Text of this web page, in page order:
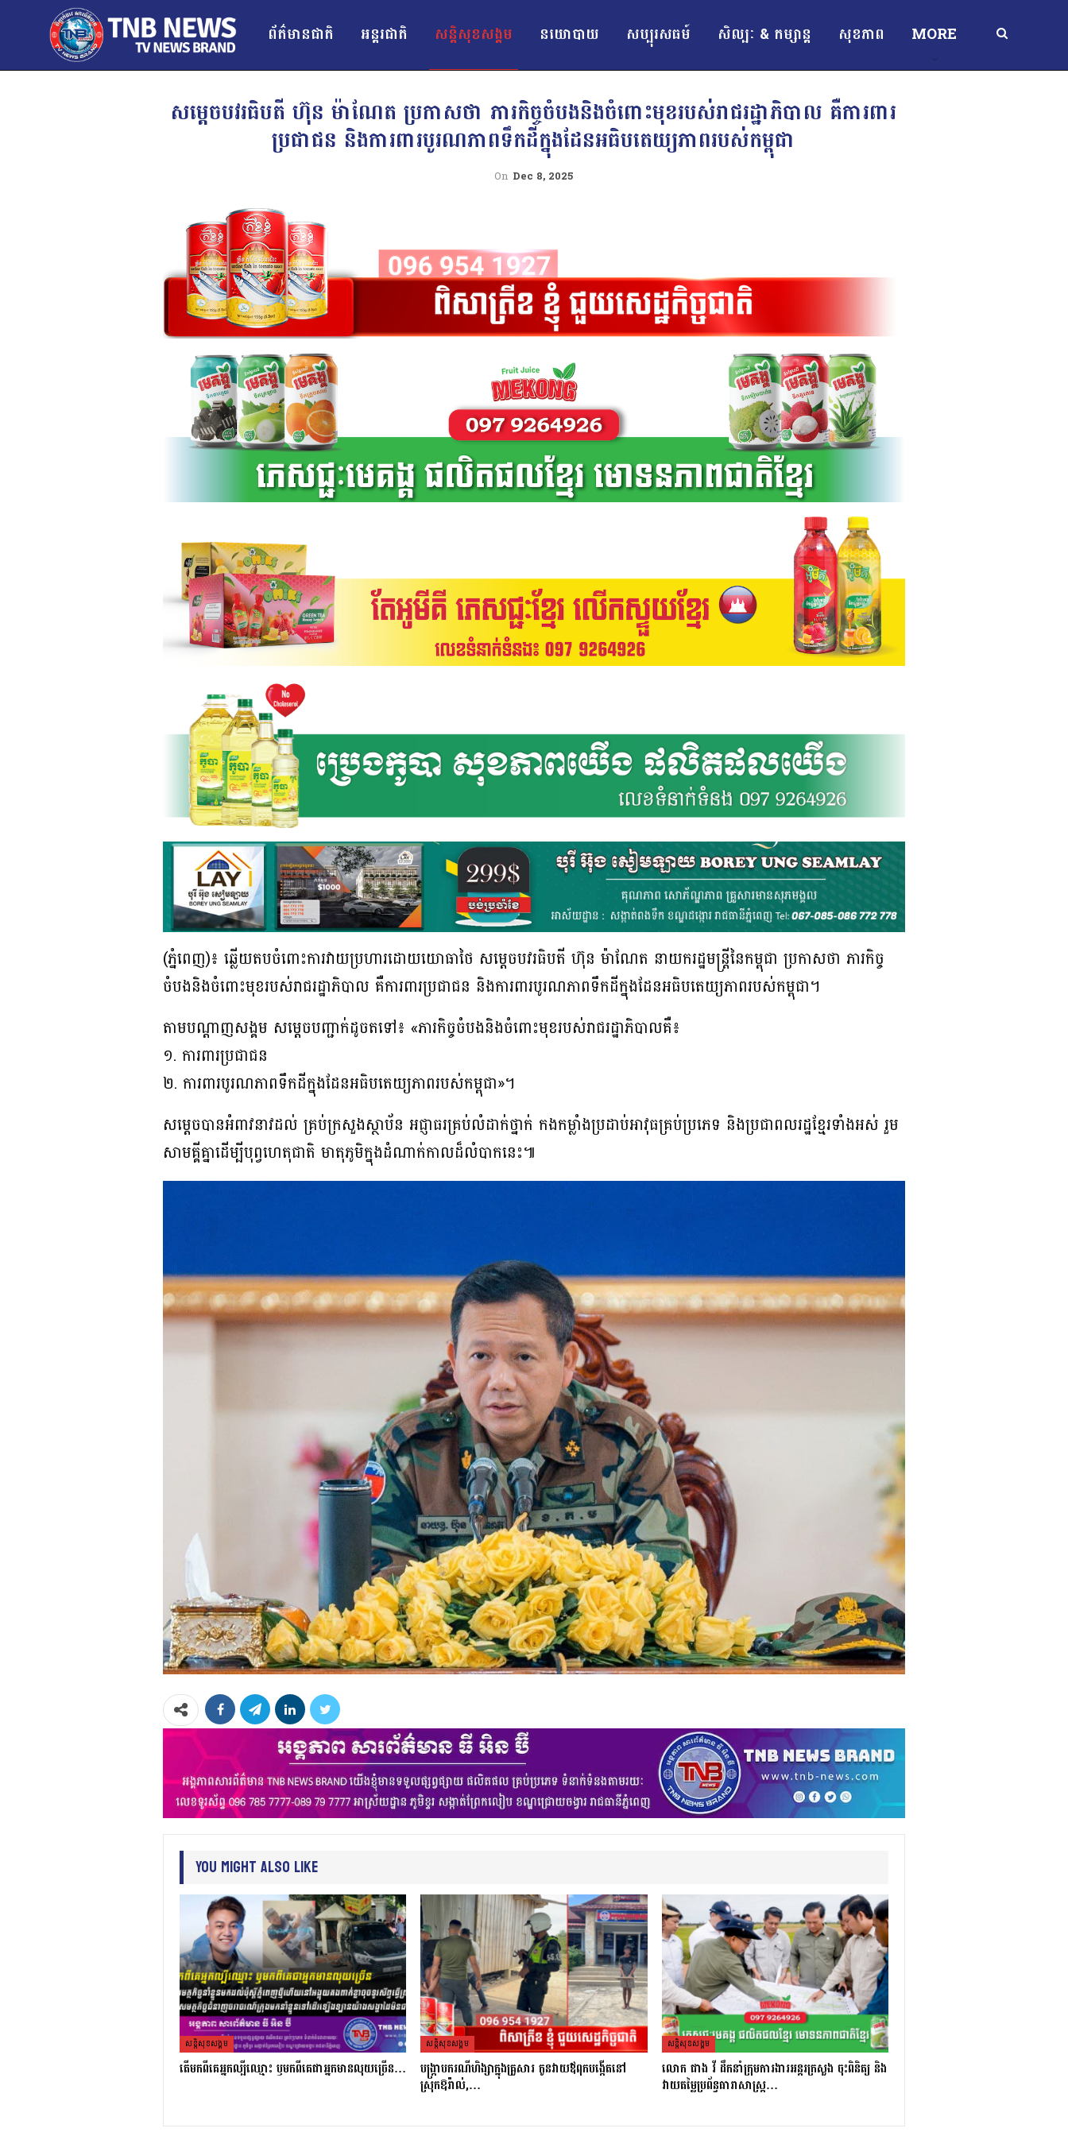
ព័ត៌មានជាតិ អន្ដរជាតិ សន្តិសុខសង្គម នយោបាយ សប្បុរសធម៍ សិល្បៈ & កម្សាន្ត សុខភាព MORE
សម្តេចបវរធិ​បតី ហ៊ុន ម៉ាណែត ប្រកាសថា ភារកិច្ចចំបងនិងចំពោះមុខរបស់រាជរដ្ឋាភិបាល គឺការពារ
ប្រជាជន និងការពារបូរណភាពទឹកដីក្នុងដែនអធិបតេយ្យភាពរបស់កម្ពុជា
On Dec 8, 2025
(ភ្នំពេញ)៖ ឆ្លើយតបចំពោះការវាយប្រហារដោយយោធាថៃ សម្តេចបវរធិ​បតី ហ៊ុន ម៉ាណែត នាយករដ្ឋមន្រ្តីនៃកម្ពុជា ប្រកាសថា ភារកិច្ច
ចំបងនិងចំពោះមុខរបស់រាជរដ្ឋាភិបាល គឺការពារប្រជាជន និងការពារបូរណភាពទឹកដីក្នុងដែនអធិបតេយ្យភាពរបស់កម្ពុជា។
តាមបណ្តាញសង្គម សម្តេចបញ្ជាក់ដូចតទៅ៖ «ភារកិច្ចចំបងនិងចំពោះមុខរបស់រាជរដ្ឋាភិបាលគឺ៖
១. ការពារប្រជាជន
២. ការពារបូរណភាពទឹកដីក្នុងដែនអធិបតេយ្យភាពរបស់កម្ពុជា»។
សម្តេចបានអំពាវនាវដល់ គ្រប់ក្រសួងស្ថាប័ន អជ្ញាធរគ្រប់លំដាក់ថ្នាក់ កងកម្លាំងប្រដាប់អាវុធគ្រប់ប្រភេទ និងប្រជាពលរដ្ឋខ្មែរទាំងអស់ រួម
សាមគ្គីគ្នាដើម្បីបុព្វហេតុជាតិ មាតុភូមិក្នុងដំណាក់កាលដ៏លំបាកនេះ៕
You Might Also Like
សន្តិសុខសង្គម
តេីមកពីគេអ្នកល្បីឈ្មោះ​ ឫមកពីគេជាអ្នកមានលុយច្រេីន​…
សន្តិសុខសង្គម
បង្ក្រាបករណីហិង្សាក្នុងគ្រួសារ កូនវាយឪពុកបង្កើតនៅ
ស្រុកឱរ៉ាល់,…
សន្តិសុខសង្គម
លោក ផាង វី ដឹកនាំក្រុមការងារអន្តរក្រសួង ចុះពិនិត្យ និង
វាយតម្លៃប្រព័ន្ធធារាសាស្ត្រ…